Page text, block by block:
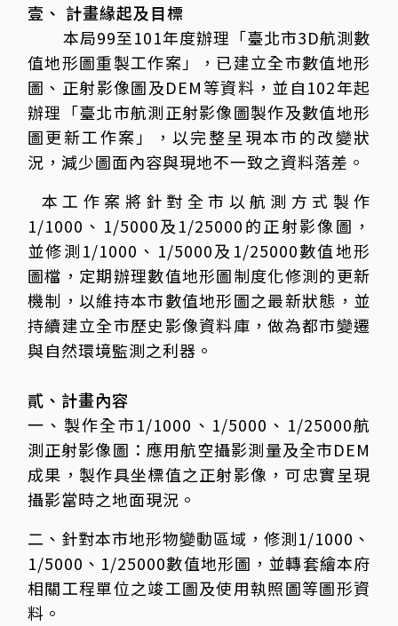
壹、 計畫緣起及目標
本局99至101年度辦理「臺北市3D航測數
值地形圖重製工作案」，已建立全市數值地形
圖、正射影像圖及DEM等資料，並自102年起
辦理「臺北市航測正射影像圖製作及數值地形
圖更新工作案」，以完整呈現本市的改變狀
況，減少圖面內容與現地不一致之資料落差。
本工作案將針對全市以航測方式製作
1/1000、1/5000及1/25000的正射影像圖，
並修測1/1000、1/5000及1/25000數值地形
圖檔，定期辦理數值地形圖制度化修測的更新
機制，以維持本市數值地形圖之最新狀態，並
持續建立全市歷史影像資料庫，做為都市變遷
與自然環境監測之利器。
貳、計畫內容
一、製作全市1/1000、1/5000、1/25000航
測正射影像圖：應用航空攝影測量及全市DEM
成果，製作具坐標值之正射影像，可忠實呈現
攝影當時之地面現況。
二、針對本市地形物變動區域，修測1/1000、
1/5000、1/25000數值地形圖，並轉套繪本府
相關工程單位之竣工圖及使用執照圖等圖形資
料。